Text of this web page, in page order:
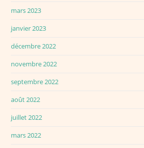
mars 2023
janvier 2023
décembre 2022
novembre 2022
septembre 2022
août 2022
juillet 2022
mars 2022